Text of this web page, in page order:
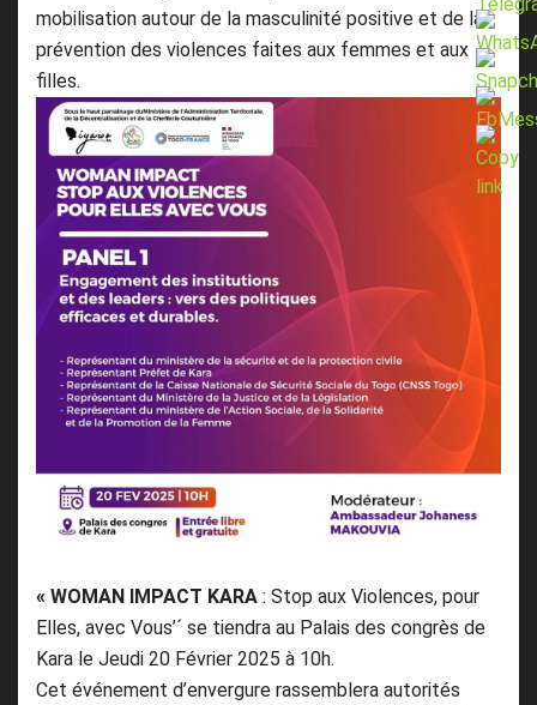
mobilisation autour de la masculinité positive et de la
prévention des violences faites aux femmes et aux
filles.
« WOMAN IMPACT KARA : Stop aux Violences, pour
Elles, avec Vous’´ se tiendra au Palais des congrès de
Kara le Jeudi 20 Février 2025 à 10h.
Cet événement d’envergure rassemblera autorités